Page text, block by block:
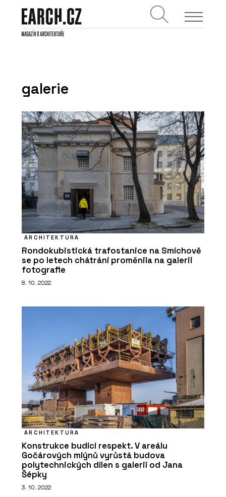
galerie
ARCHITEKTURA
Rondokubistická trafostanice na Smíchově
se po letech chátrání proměnila na galerii
fotografie
8. 10. 2022
ARCHITEKTURA
Konstrukce budící respekt. V areálu
Gočárových mlýnů vyrůstá budova
polytechnických dílen s galerií od Jana
Šépky
3. 10. 2022